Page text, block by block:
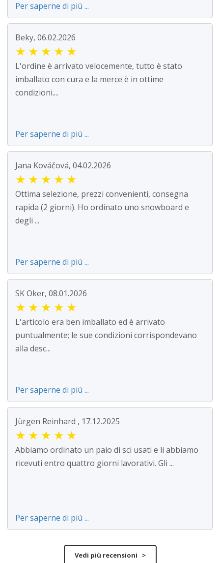
Per saperne di più ...
Beky, 06.02.2026
★ ★ ★ ★ ★
L'ordine è arrivato velocemente, tutto è stato
imballato con cura e la merce è in ottime
condizioni....
Per saperne di più ...
Jana Kováčová, 04.02.2026
★ ★ ★ ★ ★
Ottima selezione, prezzi convenienti, consegna
rapida (2 giorni). Ho ordinato uno snowboard e
degli ...
Per saperne di più ...
SK Oker, 08.01.2026
★ ★ ★ ★ ★
L'articolo era ben imballato ed è arrivato
puntualmente; le sue condizioni corrispondevano
alla desc...
Per saperne di più ...
Jürgen Reinhard , 17.12.2025
★ ★ ★ ★ ★
Abbiamo ordinato un paio di sci usati e li abbiamo
ricevuti entro quattro giorni lavorativi. Gli ...
Per saperne di più ...
Vedi più recensioni >